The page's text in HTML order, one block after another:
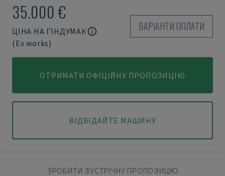
35.000 €
ЦІНА НА ГІНДУМАК
(Ex works)
ВАРІАНТИ ОПЛАТИ
ОТРИМАТИ ОФІЦІЙНУ ПРОПОЗИЦІЮ
ВІДВІДАЙТЕ МАШИНУ
ЗРОБИТИ ЗУСТРІЧНУ ПРОПОЗИЦІЮ